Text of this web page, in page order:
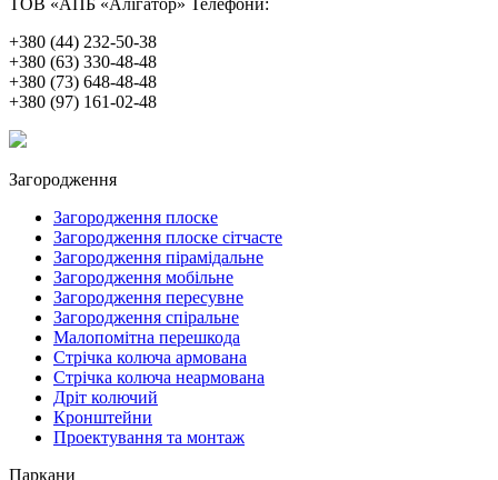
ТОВ «АПБ «Алігатор» Телефони:
+380 (44) 232-50-38
+380 (63) 330-48-48
+380 (73) 648-48-48
+380 (97) 161-02-48
Загородження
Загородження плоске
Загородження плоске сітчасте
Загородження пірамідальне
Загородження мобільне
Загородження пересувне
Загородження спіральне
Малопомітна перешкода
Стрічка колюча армована
Стрічка колюча неармована
Дріт колючий
Кронштейни
Проектування та монтаж
Паркани